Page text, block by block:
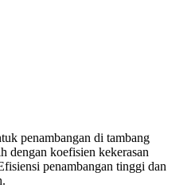
penambangan di tambang
dengan koefisien kekerasan
penambangan tinggi dan